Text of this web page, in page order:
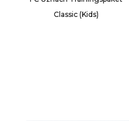
Classic (Kids)